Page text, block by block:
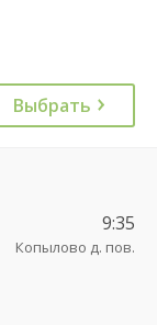
Выбрать
9:35
Копылово д. пов.